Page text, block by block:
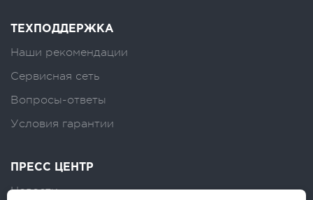
ТЕХПОДДЕРЖКА
Наши рекомендации
Сервисная сеть
Вопросы-ответы
Условия гарантии
ПРЕСС ЦЕНТР
Новости